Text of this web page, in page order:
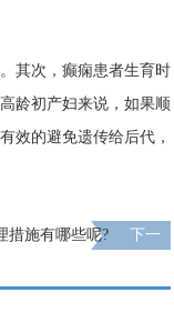
其次，癫痫患者生育时
龄初产妇来说，如果顺
效的避免遗传给后代，
措施有哪些呢?
下一